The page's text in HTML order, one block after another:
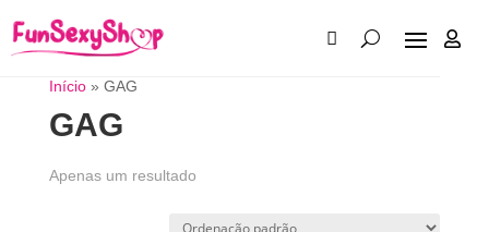

Início» GAG
GAG
Apenas um resultado